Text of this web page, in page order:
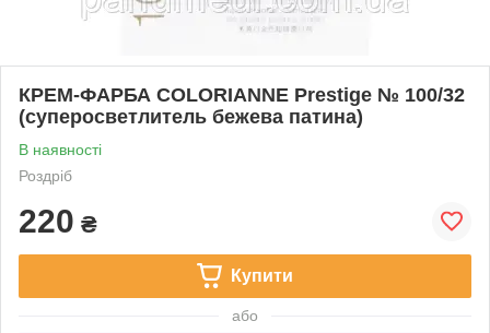
КРЕМ-ФАРБА COLORIANNE Prestige № 100/32
(суперосветлитель бежева патина)
В наявності
Роздріб
220 ₴
Купити
або